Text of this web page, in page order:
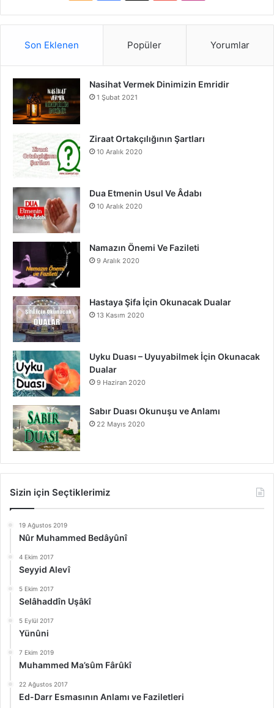
S
a
b
o
o
u
e
n
a
r
Son Eklenen Popüler Yorumlar
Nasihat Vermek Dinimizin Emridir
1 Şubat 2021
Ziraat Ortakçılığının Şartları
10 Aralık 2020
Dua Etmenin Usul Ve Âdabı
10 Aralık 2020
Namazın Önemi Ve Fazileti
9 Aralık 2020
Hastaya Şifa İçin Okunacak Dualar
13 Kasım 2020
Uyku Duası – Uyuyabilmek İçin Okunacak
Dualar
9 Haziran 2020
Sabır Duası Okunuşu ve Anlamı
22 Mayıs 2020
Sizin için Seçtiklerimiz
19 Ağustos 2019
Nûr Muhammed Bedâyûnî
4 Ekim 2017
Seyyid Alevî
5 Ekim 2017
Selâhaddîn Uşâkî
5 Eylül 2017
Yünûni
7 Ekim 2019
Muhammed Ma’sûm Fârûkî
22 Ağustos 2017
Ed-Darr Esmasının Anlamı ve Faziletleri